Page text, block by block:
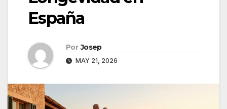
España
Por Josep
MAY 21, 2026